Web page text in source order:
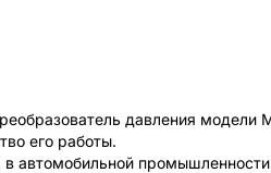
давления модели
его работы.
в автомобильной